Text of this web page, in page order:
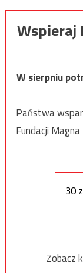
Wspieraj
W sierpniu
Państwa
Fundacji
30
Zobacz